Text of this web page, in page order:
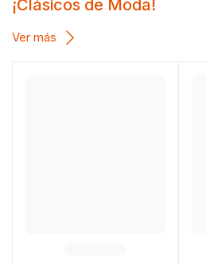
¡Clásicos de Moda!
Ver más